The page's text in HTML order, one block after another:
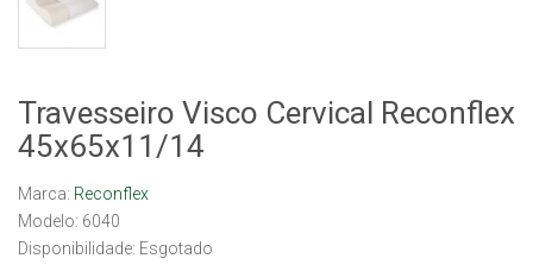
Travesseiro Visco Cervical Reconflex
45x65x11/14
Marca: Reconflex
Modelo: 6040
Disponibilidade: Esgotado